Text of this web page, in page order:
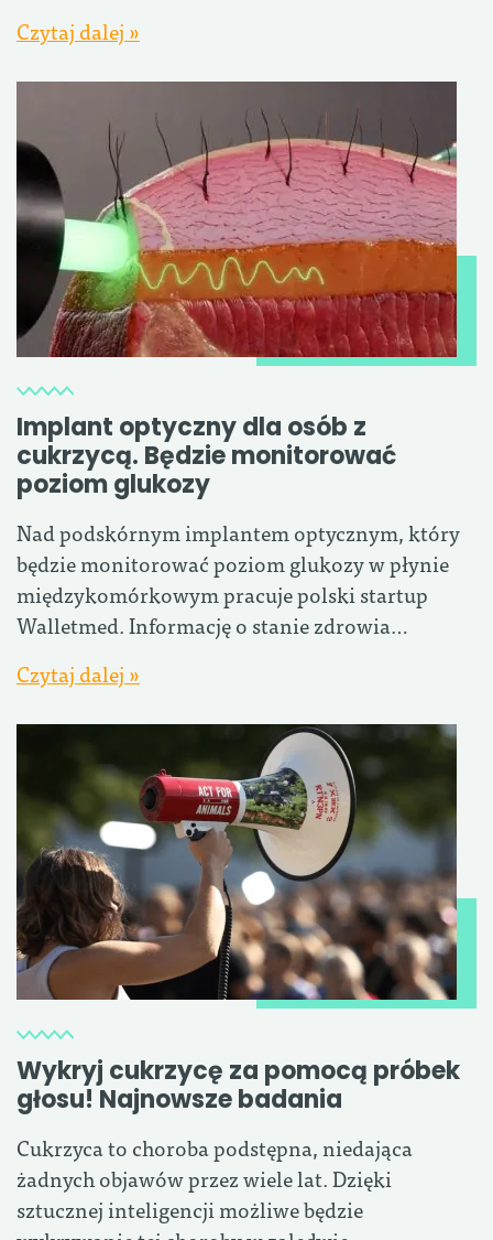
Czytaj dalej »
Implant optyczny dla osób z
cukrzycą. Będzie monitorować
poziom glukozy
Nad podskórnym implantem optycznym, który
będzie monitorować poziom glukozy w płynie
międzykomórkowym pracuje polski startup
Walletmed. Informację o stanie zdrowia…
Czytaj dalej »
Wykryj cukrzycę za pomocą próbek
głosu! Najnowsze badania
Cukrzyca to choroba podstępna, niedająca
żadnych objawów przez wiele lat. Dzięki
sztucznej inteligencji możliwe będzie